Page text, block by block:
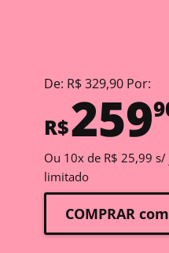
De: R$ 329,90 Por:
R$259
Ou 10x de R$ 25,99
limitado
COMPRAR